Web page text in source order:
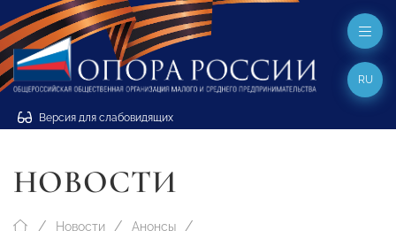
Версия для слабовидящих
RU
НОВОСТИ
Новости Анонсы